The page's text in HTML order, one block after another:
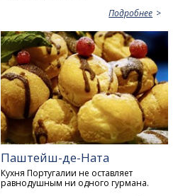
Подробнее
Паштейш-де-Ната
Кухня Португалии не оставляет
равнодушным ни одного гурмана.